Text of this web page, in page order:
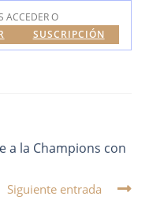
ACCEDER O
SUSCRIPCIÓN
a la Champions con
Siguiente entrada